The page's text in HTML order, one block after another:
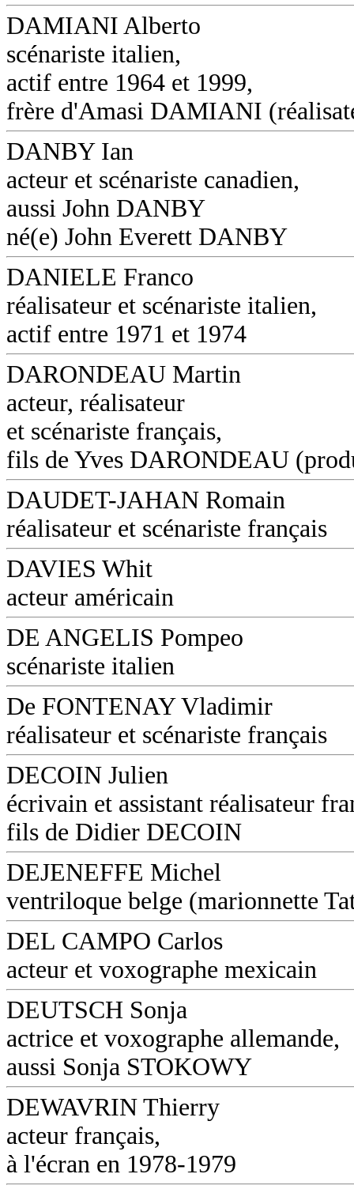
DAMIANI Alberto
scénariste italien,
actif entre 1964 et 1999,
frère d'Amasi DAMIANI
DANBY Ian
acteur et scénariste canadien,
aussi John DANBY
né(e) John Everett DANBY
DANIELE Franco
réalisateur et scénariste italien,
actif entre 1971 et 1974
DARONDEAU Martin
acteur, réalisateur
et scénariste français,
fils de Yves DARONDEAU
DAUDET-JAHAN Romain
réalisateur et scénariste français
DAVIES Whit
acteur américain
DE ANGELIS Pompeo
scénariste italien
De FONTENAY Vladimir
réalisateur et scénariste français
DECOIN Julien
écrivain et assistant réalisateur
fils de Didier DECOIN
DEJENEFFE Michel
ventriloque belge (marionnette
DEL CAMPO Carlos
acteur et voxographe mexicain
DEUTSCH Sonja
actrice et voxographe allemande,
aussi Sonja STOKOWY
DEWAVRIN Thierry
acteur français,
à l'écran en 1978-1979